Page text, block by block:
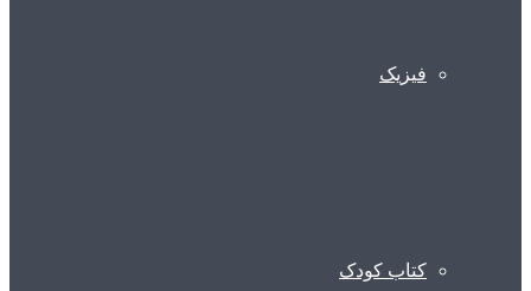
فیزیک
کتاب کودک